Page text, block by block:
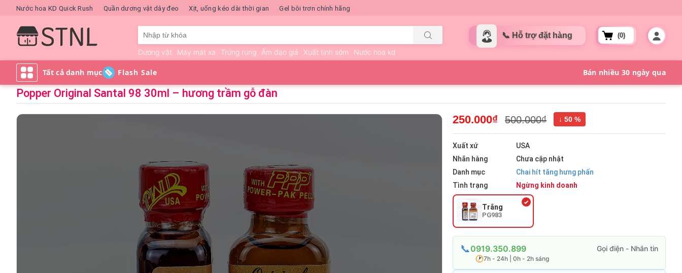
Nước hoa KD Quick Rush Quần dương vật dây đeo Xịt, uống kéo dài thời gian Gel bôi trơn chính hãng
Dương vật Máy mát xa Trứng rung Âm đạo giả Xuất tinh sớm Nước hoa kd
(0)
Flash Sale
Popper Original Santal 98 30ml – hương trầm gỗ đàn
250.000₫ 500.000₫ ↓ 50 %
Xuất xứ
USA
Nhãn hàng
Chưa cập nhật
Danh mục
Chai hít tăng hưng phấn
Tình trạng
Ngừng kinh doanh
Trắng
PG983
0919.350.899
7h - 24h | 0h - 2h sáng